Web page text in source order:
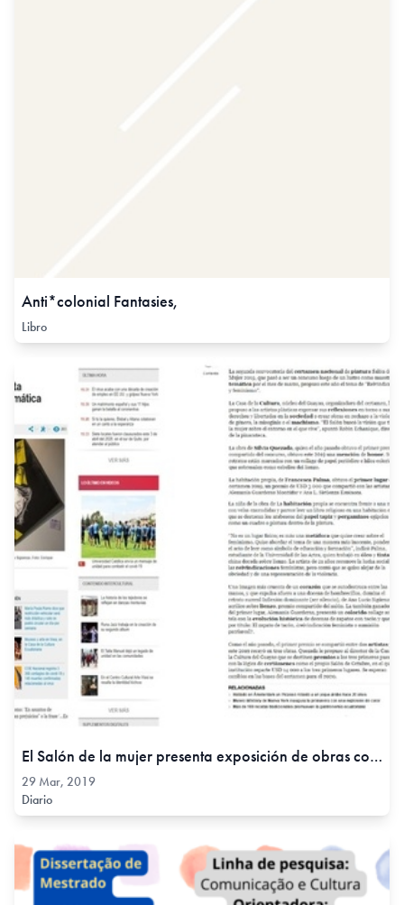
Anti*colonial Fantasies,
Libro
El Salón de la mujer presenta exposición de obras con temática feminista - Diario El Comercio, 29 Mar, 2019
29 Mar, 2019
Diario